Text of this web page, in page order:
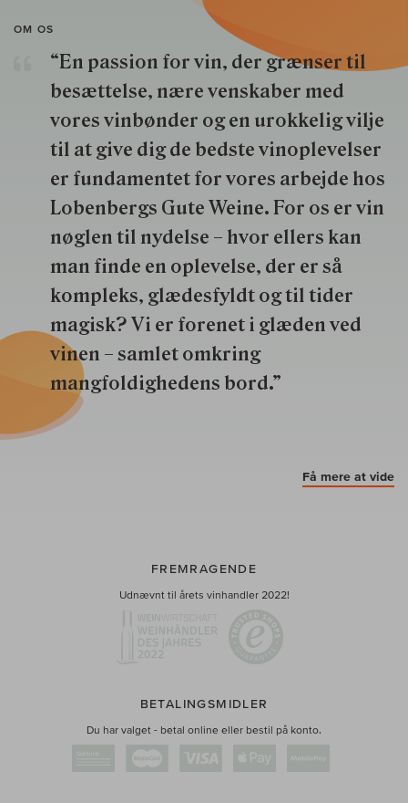
OM OS
“En passion for vin, der grænser til
besættelse, nære venskaber med
vores vinbønder og en urokkelig vilje
til at give dig de bedste vinoplevelser
er fundamentet for vores arbejde hos
Lobenbergs Gute Weine. For os er vin
nøglen til nydelse – hvor ellers kan
man finde en oplevelse, der er så
kompleks, glædesfyldt og til tider
magisk? Vi er forenet i glæden ved
vinen – samlet omkring
mangfoldighedens bord.”
Få mere at vide
FREMRAGENDE
Udnævnt til årets vinhandler 2022!
BETALINGSMIDLER
Du har valget - betal online eller bestil på konto.